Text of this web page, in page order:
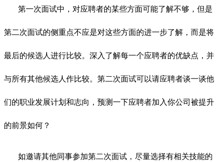
第一次面试中，对应聘者的某些方面可能了解不够，但是
第二次面试的侧重点不应是对这些方面的进一步了解，而是将
最后的候选人进行比较。深入了解每一个应聘者的优缺点，并
与所有其他候选人作比较。第二次面试可以请应聘者谈一谈他
们的职业发展计划和志向，预测一下应聘者加入你公司被提升
的前景如何？
如邀请其他同事参加第二次面试，尽量选择有相关技能的